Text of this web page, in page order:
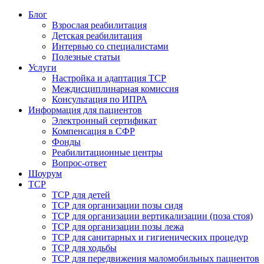
Блог
Взрослая реабилитация
Детская реабилитация
Интервью со специалистами
Полезные статьи
Услуги
Настройка и адаптация ТСР
Междисциплинарная комиссия
Консультация по ИПРА
Информация для пациентов
Электронный сертификат
Компенсация в СФР
Фонды
Реабилитационные центры
Вопрос-ответ
Шоурум
ТСР
ТСР для детей
ТСР для организации позы сидя
ТСР для организации вертикализации (поза стоя)
ТСР для организации позы лежа
ТСР для санитарных и гигиенических процедур
ТСР для ходьбы
ТСР для передвижения маломобильных пациентов